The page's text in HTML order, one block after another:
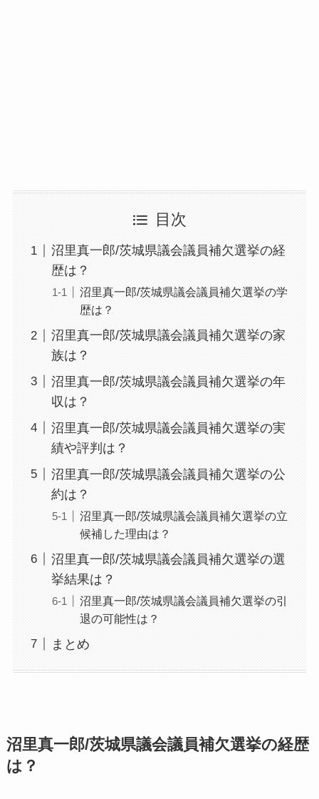
目次
沼里真一郎/茨城県議会議員補欠選挙の経
歴は？
沼里真一郎/茨城県議会議員補欠選挙の学
歴は？
沼里真一郎/茨城県議会議員補欠選挙の家
族は？
沼里真一郎/茨城県議会議員補欠選挙の年
収は？
沼里真一郎/茨城県議会議員補欠選挙の実
績や評判は？
沼里真一郎/茨城県議会議員補欠選挙の公
約は？
沼里真一郎/茨城県議会議員補欠選挙の立
候補した理由は？
沼里真一郎/茨城県議会議員補欠選挙の選
挙結果は？
沼里真一郎/茨城県議会議員補欠選挙の引
退の可能性は？
まとめ
沼里真一郎/茨城県議会議員補欠選挙の経歴
は？